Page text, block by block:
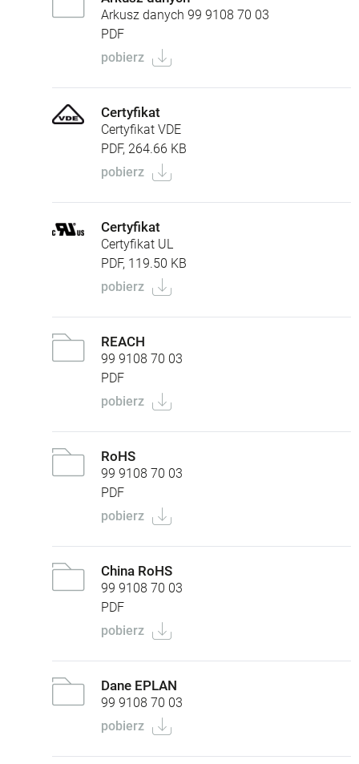
Arkusz danych 99 9108 70 03
PDF
pobierz
Certyfikat
Certyfikat VDE
PDF, 264.66 KB
pobierz
Certyfikat
Certyfikat UL
PDF, 119.50 KB
pobierz
REACH
99 9108 70 03
PDF
pobierz
RoHS
99 9108 70 03
PDF
pobierz
China RoHS
99 9108 70 03
PDF
pobierz
Dane EPLAN
99 9108 70 03
pobierz